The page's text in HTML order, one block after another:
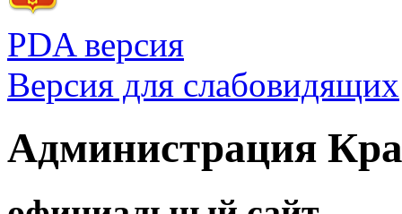
PDA версия
Версия для слабовидящих
Администрация